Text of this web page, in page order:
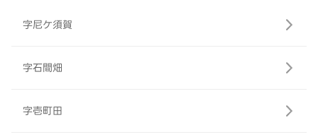
字尼ケ須賀
字石間畑
字壱町田